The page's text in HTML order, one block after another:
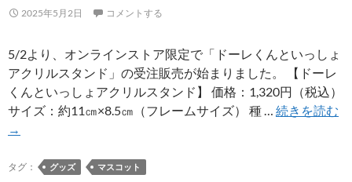
2025年5月2日 コメントする
5/2より、オンラインストア限定で「ドーレくんといっしょ
アクリルスタンド」の受注販売が始まりました。 【ドーレ
くんといっしょアクリルスタンド】 価格：1,320円（税込）
サイズ：約11㎝×8.5㎝（フレームサイズ） 種 … 続きを読む
→
タグ： グッズ マスコット